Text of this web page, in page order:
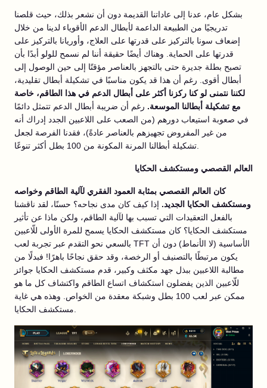
بشكل عام، عدنا إلى عاداتنا القديمة دون أن نشعر بذلك، حيث قلصنا
تدريجيًا من الطبيعة الداعمة لأبطال الدعم الأقوياء لدينا من خلال
إضعاف سونا بالتركيز على قدرتها على العلاج، وأوريانا بالتركيز على
قدرتها على الحماية. وهناك أيضًا حقيقة أننا لم نسمح للولو أبدًا بأن
تصبح بطلة جديرة حتى بالتجهز بالعناصر مؤقتًا إلى حين الوصول إلى
أبطال أقوى. رغم أن هذا قد يكون مناسبًا في تشكيلة أبطال تقليدية،
لكننا نتمنى لو كنا ركزنا أكثر على أبطال الدعم في هذا الطاقم، خاصة
مع تشكيلة أبطالنا الموسعة. رغم أن ضريبة أبطال الدعم تتمثل دائمًا
في صعوبة استيعاب دورهم (من الصعب على اللاعبين الجدد إدراك أنه
من غير المفروض تجهيزهم بالعناصر عادةً)، فقدنا الفرصة لجعل
العالم القصصي ومستكشف الحكايا
كان العالم القصصي بمثابة العمود الفقري لآلية الطاقم وخواصه
ومستكشف الحكايا الجديد. إذا كيف كان مدى نجاحه؟ حسنًا، لقد ناقشنا
بالفعل التعقيدات التي تسبب بها لآلية الطاقم، ولكن ماذا عن تأثير
مستكشف الحكايا؟ كان مستكشف الحكايا يسمح للمرة الأولى للّاعبين
بالسعي نحو التقدم عبر تجربة لعب TFT الأساسية (لا الأنماط) دون أن
يكون مرتبطًا بالتصنيف أو الرخصة، وقد حقق نجاحًا باهرًا! فبدلًا من
مطالبة اللاعبين ببذل جهد مكثف وكبير، قدم مستكشف الحكايا جوائز
للّاعبين الذين يفضلون استكشاف اتساع الطاقم واكتشاف كل ما هو
ممكن عبر لعب 100 بطل وشبكة معقدة من الخواص. وهذه هي غاية